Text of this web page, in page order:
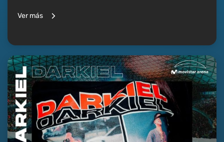
Ver más